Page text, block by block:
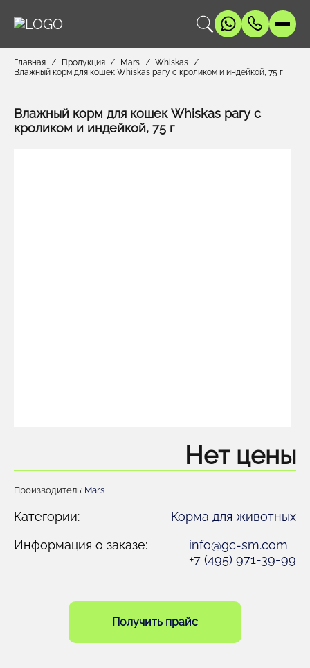
Главная Продукция Mars
Whiskas
Влажный корм для кошек Whiskas рагу с кроликом и индейкой, 75 г
Влажный корм для кошек Whiskas рагу с
кроликом и индейкой, 75 г
Нет цены
Производитель: Mars
Категории:
Корма для животных
Информация о заказе:
info@gc-sm.com
+7 (495) 971-39-99
Получить прайс